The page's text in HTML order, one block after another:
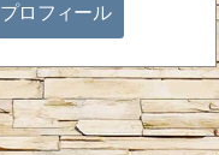
プロフィール